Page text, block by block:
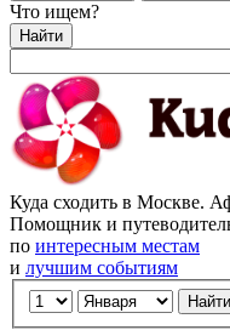
Что ищем?
Найти
Куда сходить в Москве.
Помощник и
по интересным местам
и лучшим событиям